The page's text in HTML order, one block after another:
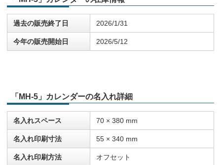
過去の販売終了日 2026/1/31
今年の販売開始日 2026/5/12
「MH-5」カレンダーの名入れ詳細
名入れスペース 70 × 380 mm
名入れ印刷寸法 55 × 340 mm
名入れ印刷方法 オフセット